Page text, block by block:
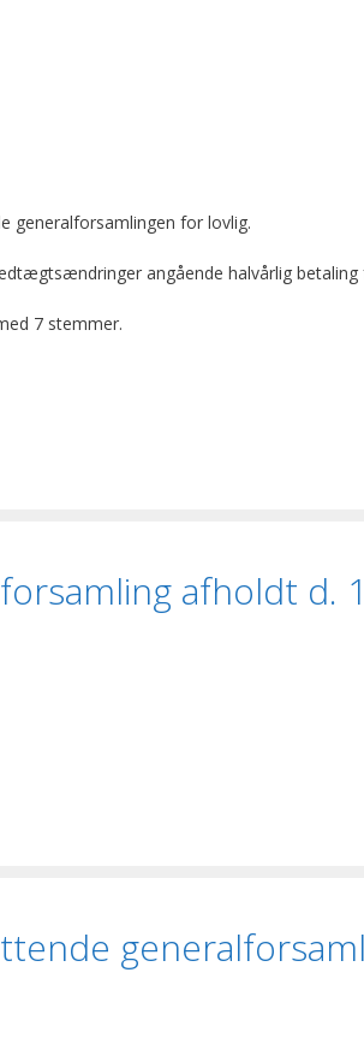
generalforsamlingen for lovlig.
angående halvårlig betaling
7 stemmer.
afholdt d.